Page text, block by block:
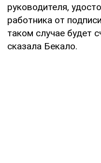
руководителя,
работника от
таком случае будет
сказала Бекало.